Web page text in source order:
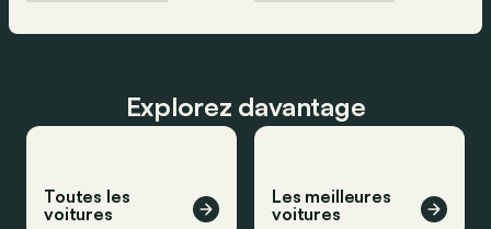
Explorez davantage
Toutes les
voitures
Les meilleures
voitures